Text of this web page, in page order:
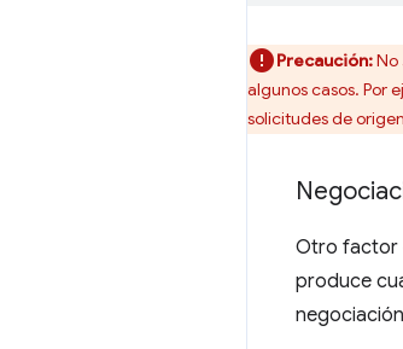
Precaución:No
algunos casos. Por
solicitudes de
Otro factor
produce